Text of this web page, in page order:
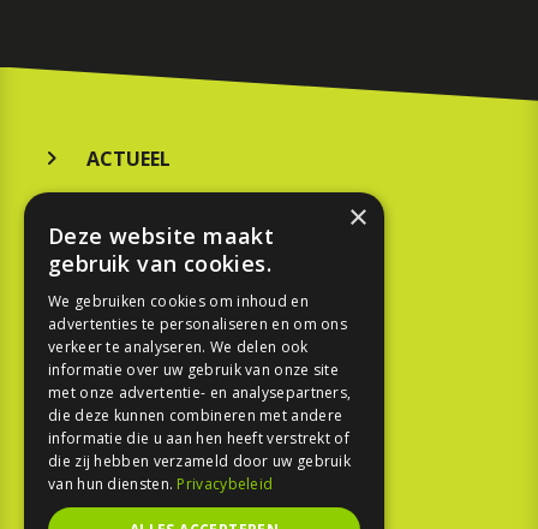
ACTUEEL
KOOPGIDS
TESTEN
SPORT
REPORTAGE
TOUREN
NIEUWSBRIEF
×
Deze website maakt
gebruik van cookies.
We gebruiken cookies om inhoud en
advertenties te personaliseren en om ons
verkeer te analyseren. We delen ook
informatie over uw gebruik van onze site
met onze advertentie- en analysepartners,
die deze kunnen combineren met andere
informatie die u aan hen heeft verstrekt of
die zij hebben verzameld door uw gebruik
van hun diensten. Privacybeleid